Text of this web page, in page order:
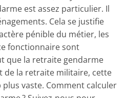
est assez particulier. Il
Cela se justifie
pénible du métier, les
fonctionnaire sont
que la retraite gendarme
de la retraite militaire, cette
vaste. Comment calculer